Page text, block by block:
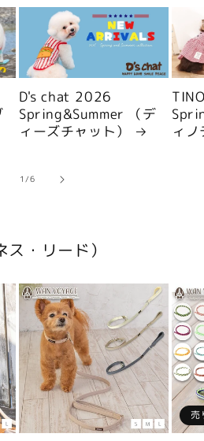
D's chat 2026
Spring&Summer （デ
ィーズチャット）
ィ
1/の
6
・リード）
売